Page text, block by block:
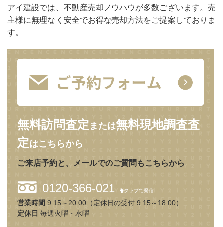
アイ建設では、不動産売却ノウハウが多数ございます。売
主様に無理なく安全でお得な売却方法をご提案しておりま
す。
無料訪問査定 または無料現地調査査
定はこちらから
ご来店予約と、メールでのご質問もこちらから
0120-366-021 タップで発信
営業時間 9:15～20:00（定休日の受付 9:15～18:00）
定休日 毎週火曜・水曜